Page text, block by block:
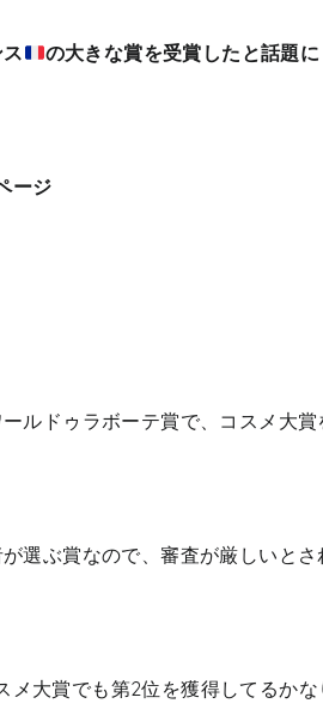
の大きな賞を受賞したと話題に
ージ
ルドゥラボーテ賞で、コスメ大賞
選ぶ賞なので、審査が厳しいとさ
メ大賞でも第2位を獲得してるかな